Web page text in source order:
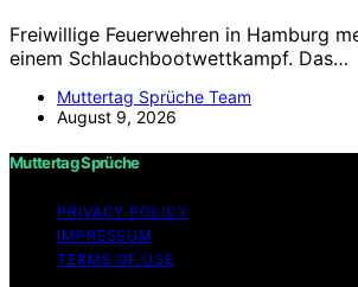
Freiwillige Feuerwehren in Hamburg
einem Schlauchbootwettkampf. Das…
Muttertag Sprüche Team
August 9, 2026
Muttertag Sprüche
PRIVACY POLICY
IMPRESSUM
TERMS OF USE